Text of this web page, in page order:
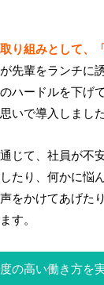
り組みとして、
先輩をランチに
ハードルを下げ
いで導入しました
じて、社員が不
たり、何かに悩
をかけてあげた
す。
の高い働き方を